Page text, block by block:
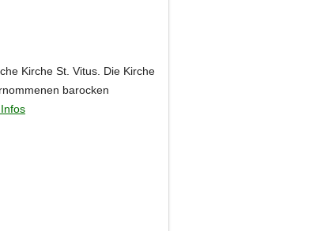
Kirche St. Vitus. Die Kirche
barocken